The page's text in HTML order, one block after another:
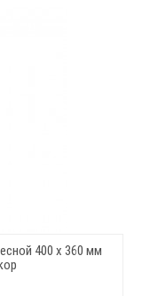
400 x 360 мм